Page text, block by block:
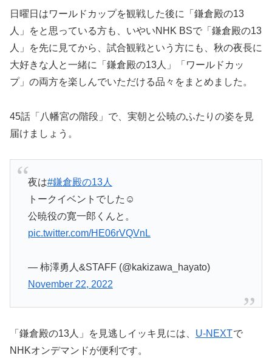
日曜日はワールドカップを観戦した後に「鎌倉殿の13
人」をと思っている方も、いやいNHK BSで「鎌倉殿の13
人」を先に見てから、試合観戦という方にも、秋の夜長に
大好きな人と一緒に「鎌倉殿の13人」「ワールドカッ
プ」の両方を楽しんでいただける品々をまとめました。
45話「八幡宮の階段」で、実朝と公暁のふたりの姿を見
届けましょう。
夜は#鎌倉殿の13人
トークイベントでした☺︎
公暁役の寛一郎くんと。
pic.twitter.com/HE06rVQVnL
— 柿澤勇人&STAFF (@kakizawa_hayato)
November 22, 2022
「鎌倉殿の13人」を見逃しイッキ見には、 U-NEXTで
NHKオンデマンドが便利です。